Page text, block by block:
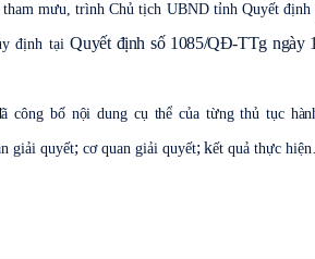
mưu, trình Chủ tịch UBND tỉnh Quyết định
định tạiQuyết định số 1085/QĐ-TTg ngày
công bố nội dung cụ thể của từng thủ tục
giải quyết;cơ quan giải quyết; kết quả thực